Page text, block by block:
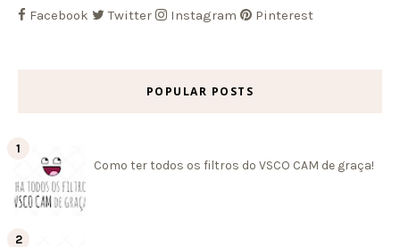
Facebook Twitter Instagram Pinterest
POPULAR POSTS
Como ter todos os filtros do VSCO CAM de graça!